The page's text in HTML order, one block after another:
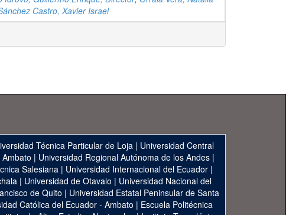
Castro, Xavier Israel
Técnica Particular de Loja | Universidad Central
| Universidad Regional Autónoma de los Andes|
Salesiana| Universidad Internacional del Ecuador|
| Universidad de Otavalo | Universidad Nacional del
de Quito | Universidad Estatal Peninsular de Santa
Católica del Ecuador - Ambato | Escuela Politécnica